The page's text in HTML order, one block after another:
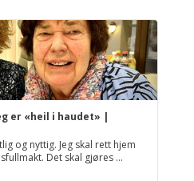
er «heil i haudet» |
og nyttig. Jeg skal rett hjem
Det skal gjøres ...